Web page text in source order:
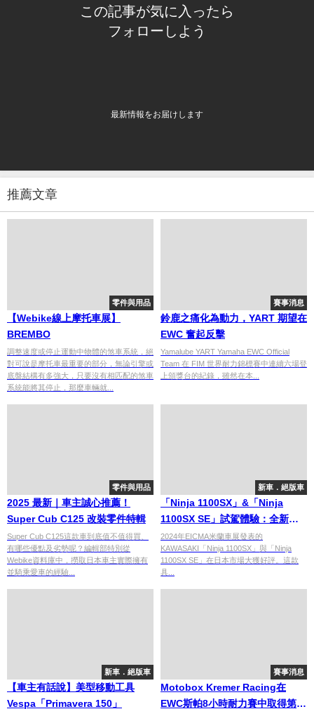
この記事が気に入ったら
フォローしよう
最新情報をお届けします
推薦文章
零件與用品
【Webike線上摩托車展】
BREMBO
調整速度或停止運動中物體的煞車系統，絕
對可說是摩托車最重要的部分，無論引擎或
底盤結構有多強大，只要沒有相匹配的煞車
系統能將其停止，那麼車輛就...
賽事消息
鈴鹿之痛化為動力，YART 期望在
EWC 奮起反擊
Yamalube YART Yamaha EWC Official
Team 在 FIM 世界耐力錦標賽中連續六場登
上頒獎台的紀錄，雖然在本...
零件與用品
2025 最新｜車主誠心推薦！
Super Cub C125 改裝零件特輯
Super Cub C125這款車到底值不值得買、
有哪些優點及劣勢呢？編輯部特別從
Webike資料庫中，撈取日本車主實際擁有
並騎乘愛車的經驗...
新車．絕版車
「Ninja 1100SX」&「Ninja
1100SX SE」試駕體驗：全新引
擎與實用配備登場！
2024年EICMA米蘭車展發表的
KAWASAKI「Ninja 1100SX」與「Ninja
1100SX SE」在日本市場大獲好評。這款
具...
新車．絕版車
【車主有話說】美型移動工具
Vespa「Primavera 150」
賽事消息
Motobox Kremer Racing在
EWC斯帕8小時耐力賽中取得第八